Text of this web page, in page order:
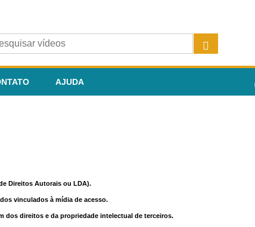
AJUDA
Direitos Autorais ou LDA).
vinculados à mídia de acesso.
dos direitos e da propriedade intelectual de terceiros.